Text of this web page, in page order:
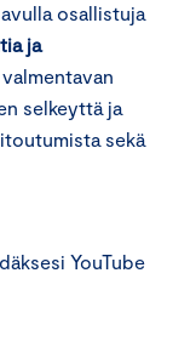
osallistuja
ja
selkeyttä ja
sekä
YouTube